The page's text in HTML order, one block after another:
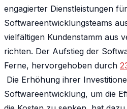
engagierter Dienstleistungen für
Softwareentwicklungsteams
vielfältigen Kundenstamm aus
richten. Der Aufstieg der
Ferne, hervorgehoben durch
Die Erhöhung ihrer
Softwareentwicklung, um die